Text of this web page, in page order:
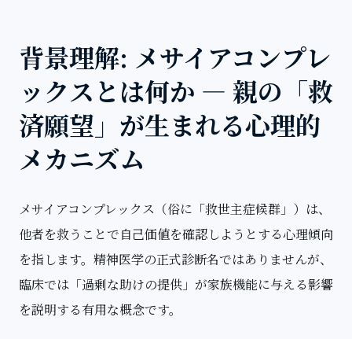
背景理解: メサイアコンプレ
ックスとは何か — 親の「救
済願望」が生まれる心理的
メカニズム
メサイアコンプレックス（俗に「救世主症候群」）は、
他者を救うことで自己価値を確認しようとする心理傾向
を指します。精神医学の正式診断名ではありませんが、
臨床では「過剰な助けの提供」が家族機能に与える影響
を説明する有用な概念です。